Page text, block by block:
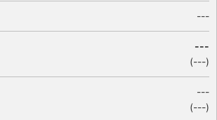
---
---
(---)
---
(---)